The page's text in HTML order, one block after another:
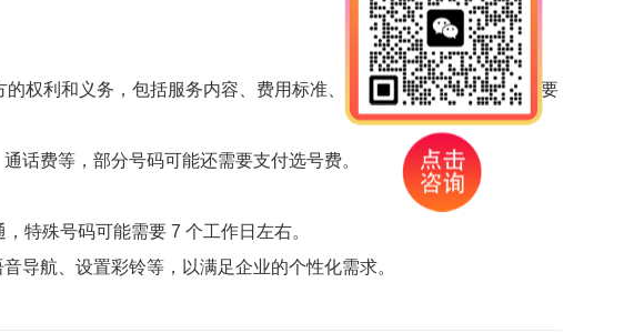
权利和义务，包括服务内容、费用标准、违约责任、服务期限等重要
话费等，部分号码可能还需要支付选号费。
特殊号码可能需要 7 个工作日左右。
导航、设置彩铃等，以满足企业的个性化需求。